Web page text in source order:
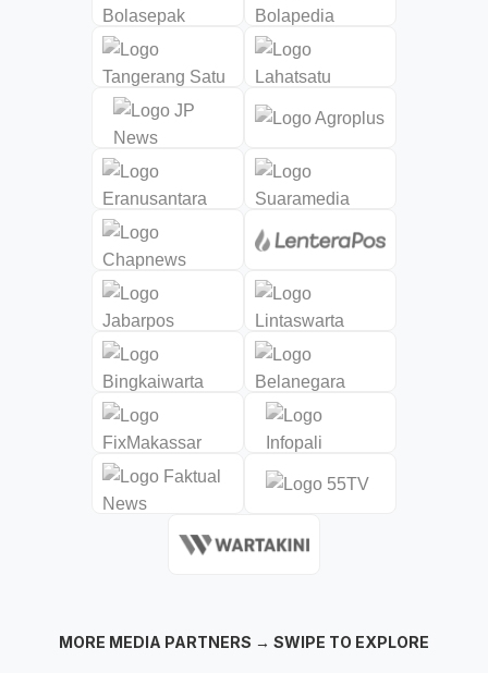
MORE MEDIA PARTNERS → SWIPE TO EXPLORE